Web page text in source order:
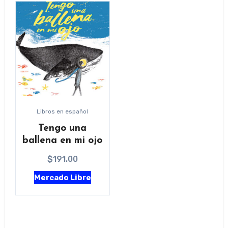
Libros en español
Tengo una
ballena en mi ojo
$191.00
Mercado Libre